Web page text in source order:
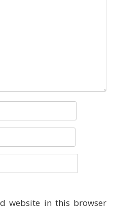
website in this browser